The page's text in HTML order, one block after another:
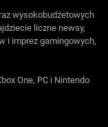
wysokobudżetowych
liczne newsy,
i imprez gamingowych,
One, PC i Nintendo